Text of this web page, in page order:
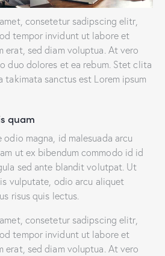
consetetur sadipscing elitr,
tempor invidunt ut labore et
erat, sed diam voluptua. At vero
duo dolores et ea rebum. Stet clita
takimata sanctus est Lorem ipsum
quam
magna, id malesuada arcu
ut ex bibendum commodo id id
sed ante blandit volutpat. Ut
vulputate, odio arcu aliquet
risus quis lectus.
consetetur sadipscing elitr,
tempor invidunt ut labore et
erat, sed diam voluptua. At vero